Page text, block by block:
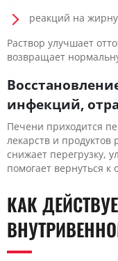
реакций на
Раствор улучшает
возвращает
инфекций,
Печени приходится
лекарств и продуктов
снижает перегрузку,
помогает вернуться
КАК